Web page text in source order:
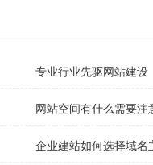
专业行业先驱网站建设
网站空间有什么需要注
企业建站如何选择域名